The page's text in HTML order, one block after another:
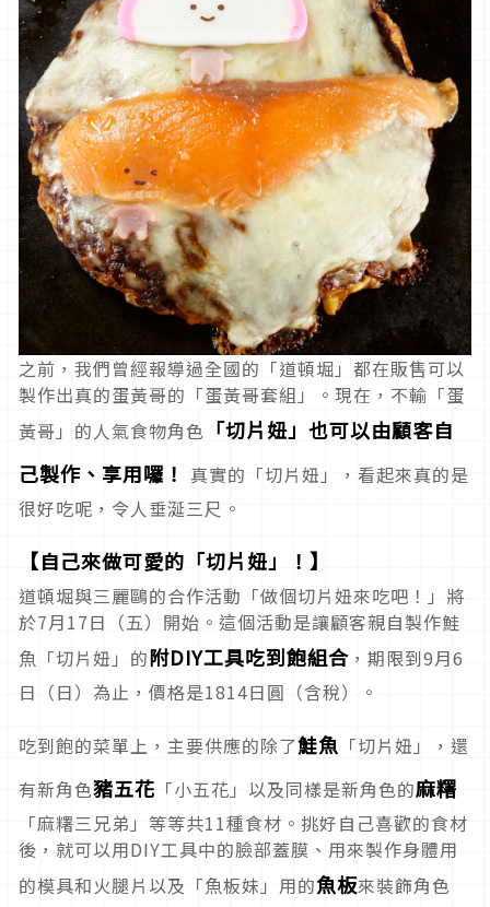
之前，我們曾經報導過全國的「道頓堀」都在販售可以
製作出真的蛋黃哥的「蛋黃哥套組」。現在，不輸「蛋
黃哥」的人氣食物角色 「切片妞」也可以由顧客自
己製作、享用囉！ 真實的「切片妞」，看起來真的是
很好吃呢，令人垂涎三尺。
【自己來做可愛的「切片妞」！】
道頓堀與三麗鷗的合作活動「做個切片妞來吃吧！」將
於7月17日（五）開始。這個活動是讓顧客親自製作鮭
魚「切片妞」的附DIY工具吃到飽組合 ，期限到9月6
日（日）為止，價格是1814日圓（含稅）。
吃到飽的菜單上，主要供應的除了鮭魚 「切片妞」，還
有新角色豬五花 「小五花」以及同樣是新角色的麻糬
「麻糬三兄弟」等等共11種食材。挑好自己喜歡的食材
後，就可以用DIY工具中的臉部蓋膜、用來製作身體用
的模具和火腿片以及「魚板妹」用的魚板來裝飾角色